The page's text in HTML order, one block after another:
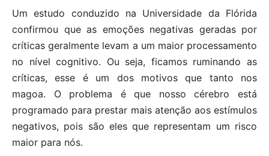
Um estudo conduzido na Universidade da Flórida
confirmou que as emoções negativas geradas por
críticas geralmente levam a um maior processamento
no nível cognitivo. Ou seja, ficamos ruminando as
críticas, esse é um dos motivos que tanto nos
magoa. O problema é que nosso cérebro está
programado para prestar mais atenção aos estímulos
negativos, pois são eles que representam um risco
maior para nós.